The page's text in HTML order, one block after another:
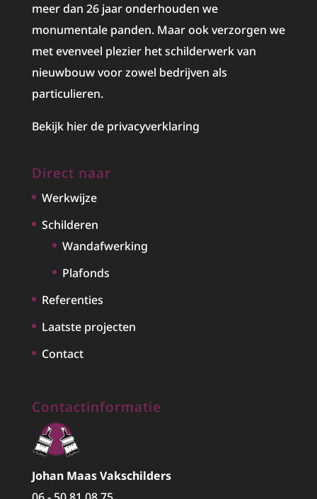
meer dan 26 jaar onderhouden we
monumentale panden. Maar ook verzorgen we
met evenveel plezier hetschilderwerkvan
nieuwbouw voor zowel bedrijven als
particulieren.
Bekijk hier de privacyverklaring
Direct naar
Werkwijze
Schilderen
Wandafwerking
Plafonds
Referenties
Laatste projecten
Contact
Contactinformatie
Johan Maas Vakschilders